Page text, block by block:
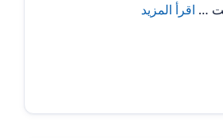
… اقرأ المزيد